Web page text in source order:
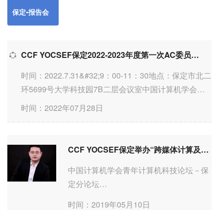
保定▪报告会
CCF YOCSEF保定2022-2023年度第一次AC委员工作会议
时间：2022.7.31&#32;9：00-11：30地点：保定市北二
环5699号大学科技园7B二层会议室中国计算机学会
（CCF）青年计算机科技论坛
时间：2022年07月28日
CCF YOCSEF保定举办“跨媒体计算及其应用”学术报告会
中国计算机学会青年计算机科技论坛－保
定分论坛
时间：2019年05月10日